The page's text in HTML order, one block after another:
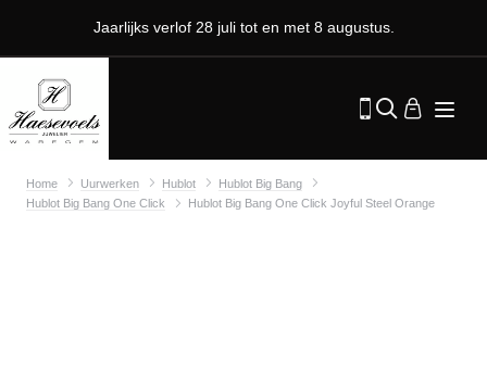
Jaarlijks verlof 28 juli tot en met 8 augustus.
Home Uurwerken Hublot
Hublot Big Bang
Hublot Big Bang One Click
Hublot Big Bang One Click Joyful Steel Orange